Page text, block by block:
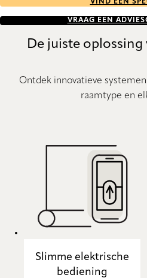
VIND EEN
VRAAG EEN
De juiste
Ontdek innovatieve
raamtype en
Slimme elektrische
bediening